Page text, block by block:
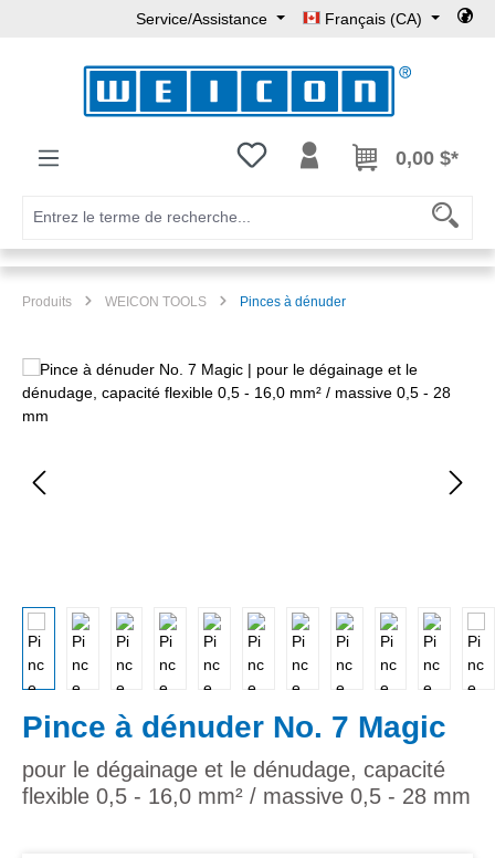
Passer au contenu principal
Service/Assistance Français (CA)
Vous avez 0 articles dans votre
0,00 $*
Produits WEICON TOOLS Pinces à dénuder
Ignorer la galerie d'images
Pince à dénuder No. 7 Magic
pour le dégainage et le dénudage, capacité
flexible 0,5 - 16,0 mm² / massive 0,5 - 28 mm